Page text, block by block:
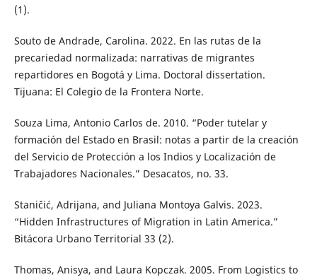
(1).
Souto de Andrade, Carolina. 2022. En las rutas de la
precariedad normalizada: narrativas de migrantes
repartidores en Bogotá y Lima. Doctoral dissertation.
Tijuana: El Colegio de la Frontera Norte.
Souza Lima, Antonio Carlos de. 2010. “Poder tutelar y
formación del Estado en Brasil: notas a partir de la creación
del Servicio de Protección a los Indios y Localización de
Trabajadores Nacionales.” Desacatos, no. 33.
Staničić, Adrijana, and Juliana Montoya Galvis. 2023.
“Hidden Infrastructures of Migration in Latin America.”
Bitácora Urbano Territorial 33 (2).
Thomas, Anisya, and Laura Kopczak. 2005. From Logistics to